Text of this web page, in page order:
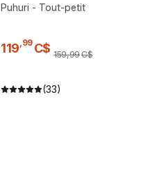
Puhuri - Tout-petit
119 99 C$ 159,99C$
(33)